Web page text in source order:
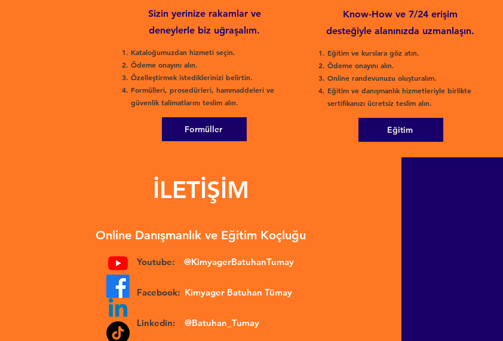
Sizin yerinize rakamlar ve
deneylerle biz uğraşalım.
Kataloğumuzdan hizmeti seçin.
Ödeme onayını alın.
Özelleştirmek istediklerinizi belirtin.
Formülleri, prosedürleri, hammaddeleri ve
güvenlik talimatlarını teslim alın.
Formüller
Know-How ve 7/24 erişim
desteğiyle alanınızda uzmanlaşın.
Eğitim ve kurslara göz atın.
Ödeme onayını alın.
Online randevunuzu oluşturalım.
Eğitim ve danışmanlık hizmetleriyle birlikte
sertifikanızı ücretsiz teslim alın.
Eğitim
İLETİŞİM
Online Danışmanlık ve Eğitim Koçluğu
Youtube: @KimyagerBatuhanTumay
Facebook: Kimyager Batuhan Tümay
Linkedin: @Batuhan_Tumay